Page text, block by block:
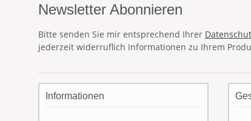
Newsletter Abonnieren
Bitte senden Sie mir entsprechend Ihrer
jederzeit widerruflich Informationen zu Ihrem
Informationen